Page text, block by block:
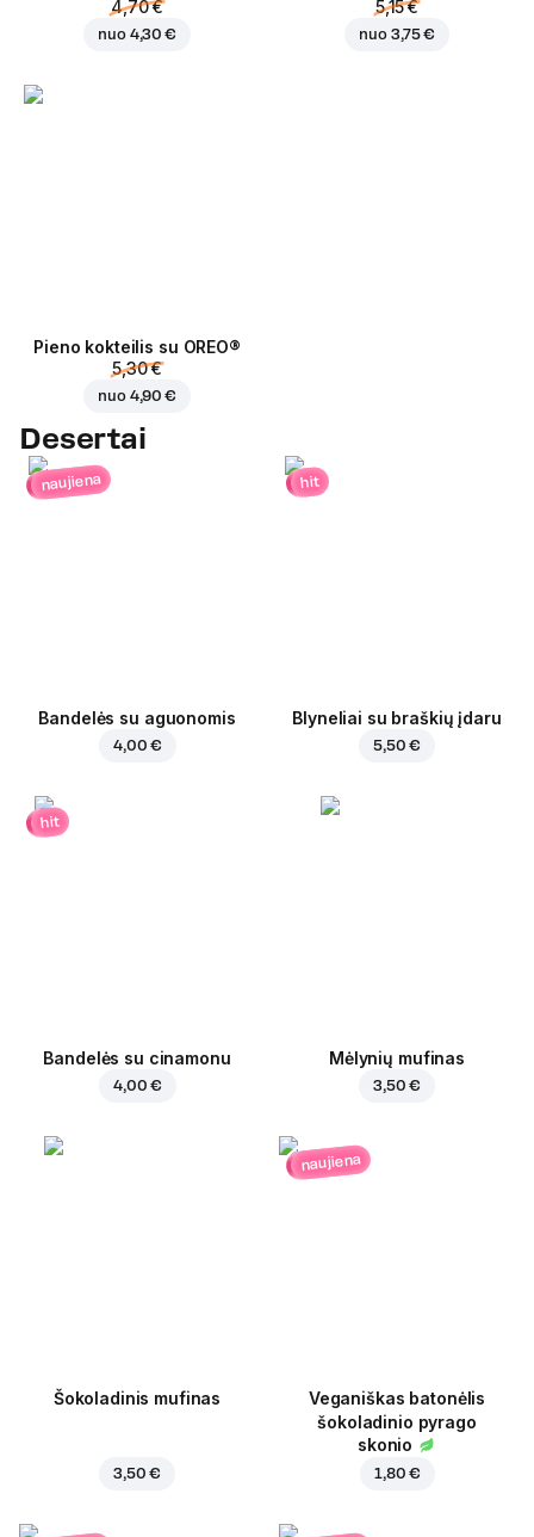
4,70 €
nuo 4,30 €
5,15 €
nuo 3,75 €
Pieno kokteilis su OREO®
5,30 €
nuo 4,90 €
Desertai
naujiena
Bandelės su aguonomis
4,00 €
hit
Blyneliai su braškių įdaru
5,50 €
hit
Bandelės su cinamonu
4,00 €
Mėlynių mufinas
3,50 €
Šokoladinis mufinas
3,50 €
naujiena
Veganiškas batonėlis
šokoladinio pyrago
skonio
1,80 €